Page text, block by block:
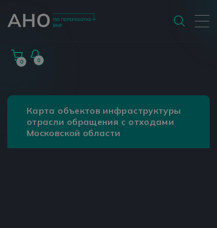
0 0
Карта объектов инфраструктуры
отрасли обращения с отходами
Московской области